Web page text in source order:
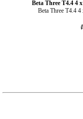
Beta Three T4.4 4
Beta Three T4.4